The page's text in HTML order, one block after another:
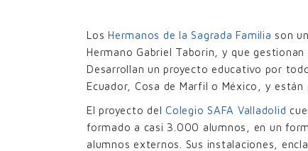
Los Hermanos de la Sagrada Familia son
Hermano Gabriel Taborin, y que gestionan
Desarrollan un proyecto educativo por
Ecuador, Cosa de Marfil o México, y están
El proyecto del Colegio SAFA Valladolid
formado a casi 3.000 alumnos, en un
alumnos externos. Sus instalaciones,